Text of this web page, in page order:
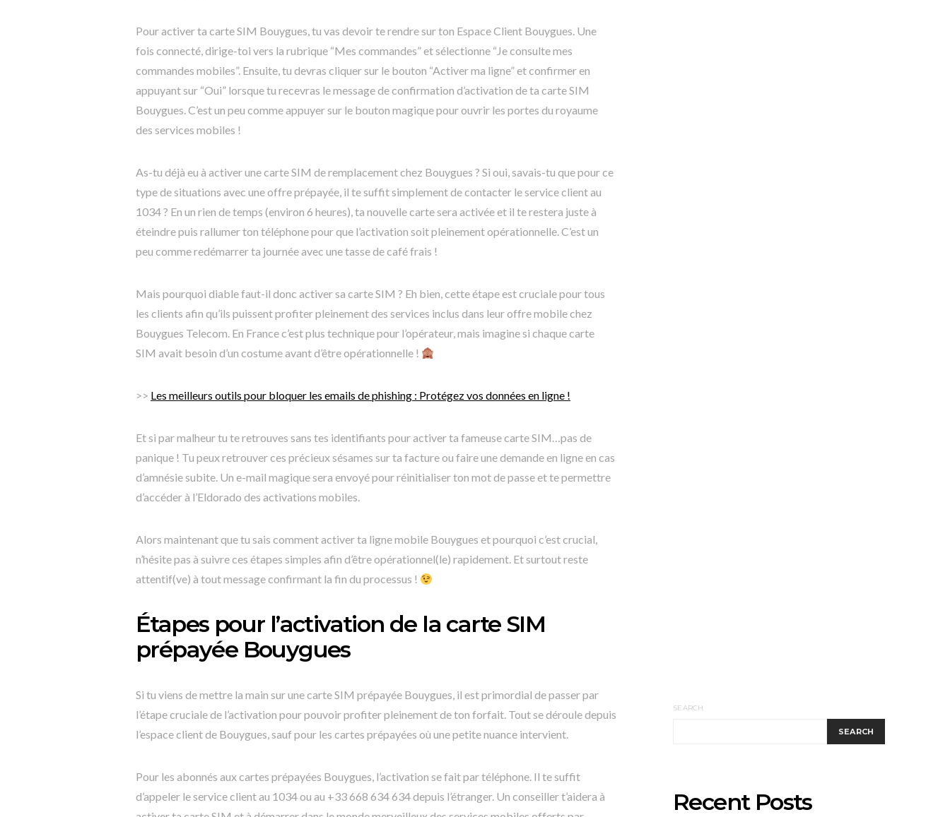
Pour activer ta carte SIM Bouygues, tu vas devoir te rendre sur ton Espace Client Bouygues. Une
fois connecté, dirige-toi vers la rubrique “Mes commandes” et sélectionne “Je consulte mes
commandes mobiles”. Ensuite, tu devras cliquer sur le bouton “Activer ma ligne” et confirmer en
appuyant sur “Oui” lorsque tu recevras le message de confirmation d’activation de ta carte SIM
Bouygues. C’est un peu comme appuyer sur le bouton magique pour ouvrir les portes du royaume
des services mobiles !
As-tu déjà eu à activer une carte SIM de remplacement chez Bouygues ? Si oui, savais-tu que pour ce
type de situations avec une offre prépayée, il te suffit simplement de contacter le service client au
1034 ? En un rien de temps (environ 6 heures), ta nouvelle carte sera activée et il te restera juste à
éteindre puis rallumer ton téléphone pour que l’activation soit pleinement opérationnelle. C’est un
peu comme redémarrer ta journée avec une tasse de café frais !
Mais pourquoi diable faut-il donc activer sa carte SIM ? Eh bien, cette étape est cruciale pour tous
les clients afin qu’ils puissent profiter pleinement des services inclus dans leur offre mobile chez
Bouygues Telecom. En France c’est plus technique pour l’opérateur, mais imagine si chaque carte
SIM avait besoin d’un costume avant d’être opérationnelle !
>> Les meilleurs outils pour bloquer les emails de phishing : Protégez vos données en ligne !
Et si par malheur tu te retrouves sans tes identifiants pour activer ta fameuse carte SIM…pas de
panique ! Tu peux retrouver ces précieux sésames sur ta facture ou faire une demande en ligne en cas
d’amnésie subite. Un e-mail magique sera envoyé pour réinitialiser ton mot de passe et te permettre
d’accéder à l’Eldorado des activations mobiles.
Alors maintenant que tu sais comment activer ta ligne mobile Bouygues et pourquoi c’est crucial,
n’hésite pas à suivre ces étapes simples afin d’être opérationnel(le) rapidement. Et surtout reste
attentif(ve) à tout message confirmant la fin du processus !
Étapes pour l’activation de la carte SIM
prépayée Bouygues
Si tu viens de mettre la main sur une carte SIM prépayée Bouygues, il est primordial de passer par
l’étape cruciale de l’activation pour pouvoir profiter pleinement de ton forfait. Tout se déroule depuis
l’espace client de Bouygues, sauf pour les cartes prépayées où une petite nuance intervient.
Pour les abonnés aux cartes prépayées Bouygues, l’activation se fait par téléphone. Il te suffit
d’appeler le service client au 1034 ou au +33 668 634 634 depuis l’étranger. Un conseiller t’aidera à
SEARCH
SEARCH
Recent Posts